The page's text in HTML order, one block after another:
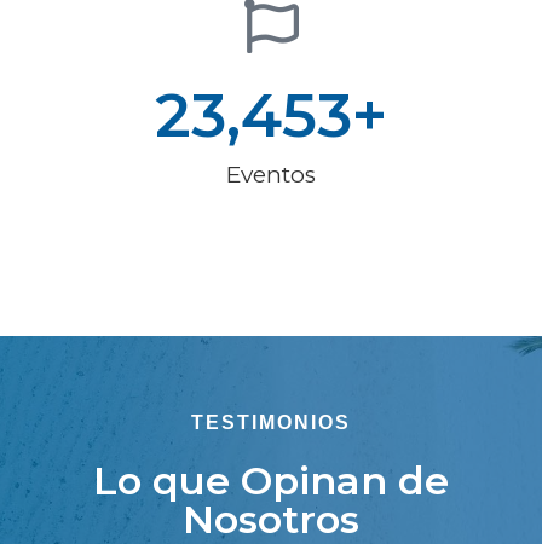
23,453+
Eventos
TESTIMONIOS
Lo que Opinan de
Nosotros